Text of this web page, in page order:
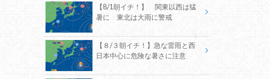
【8/1朝イチ！】 関東以西は猛
暑に 東北は大雨に警戒
【８/３朝イチ！】急な雷雨と西
日本中心に危険な暑さに注意